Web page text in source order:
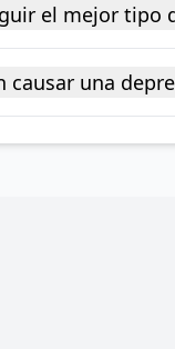
el mejor tipo
causar una